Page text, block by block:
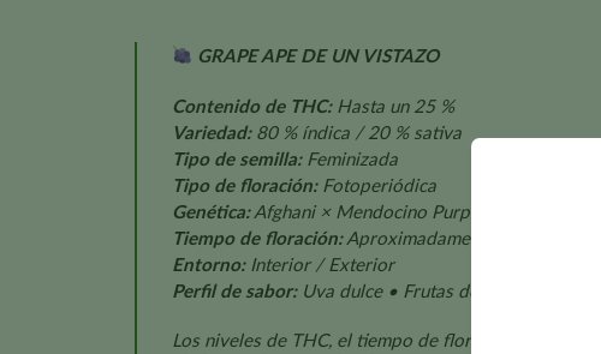
GRAPE APE DE UN VISTAZO
Contenido de THC:Hasta un 25 %
Variedad:80 % índica / 20 % sativa
Tipo de semilla:Feminizada
Tipo de floración:Fotoperiódica
Genética:Afghani × Mendocino Purps
Tiempo de floración:Aproximadamente 6-8 semanas
Entorno:Interior / Exterior
Perfil de sabor:Uva dulce • Frutas del bosque •
Los niveles de THC, el tiempo de floración, el